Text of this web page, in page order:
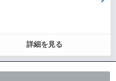
詳細を見る